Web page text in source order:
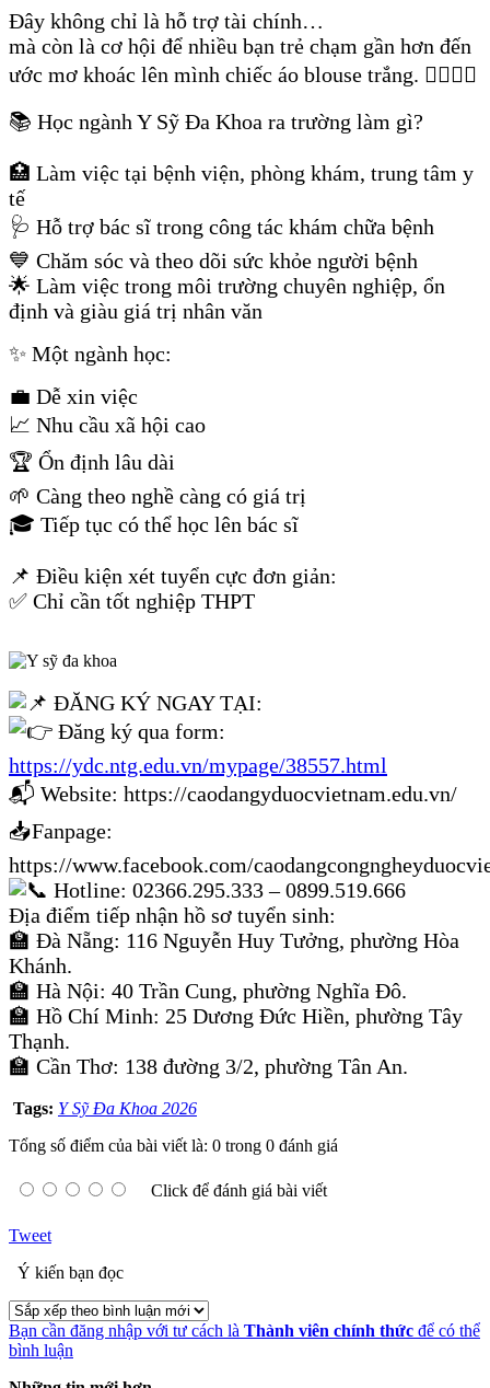
Đây không chỉ là hỗ trợ tài chính…
mà còn là cơ hội để nhiều bạn trẻ chạm gần hơn đến
ước mơ khoác lên mình chiếc áo blouse trắng. 👨‍⚕️👩‍⚕️
📚 Học ngành Y Sỹ Đa Khoa ra trường làm gì?
🏥 Làm việc tại bệnh viện, phòng khám, trung tâm y
tế
🩺 Hỗ trợ bác sĩ trong công tác khám chữa bệnh
💙 Chăm sóc và theo dõi sức khỏe người bệnh
🌟 Làm việc trong môi trường chuyên nghiệp, ổn
định và giàu giá trị nhân văn
✨ Một ngành học:
💼 Dễ xin việc
📈 Nhu cầu xã hội cao
🏆 Ổn định lâu dài
🌱 Càng theo nghề càng có giá trị
🎓 Tiếp tục có thể học lên bác sĩ
📌 Điều kiện xét tuyển cực đơn giản:
✅ Chỉ cần tốt nghiệp THPT
ĐĂNG KÝ NGAY TẠI:
Đăng ký qua form:
https://ydc.ntg.edu.vn/mypage/38557.html
📬 Website: https://caodangyduocvietnam.edu.vn/
📥Fanpage:
https://www.facebook.com/
Hotline: 02366.295.333 – 0899.519.666
Địa điểm tiếp nhận hồ sơ tuyển sinh:
🏫 Đà Nẵng: 116 Nguyễn Huy Tưởng, phường Hòa
Khánh.
🏫 Hà Nội: 40 Trần Cung, phường Nghĩa Đô.
🏫 Hồ Chí Minh: 25 Dương Đức Hiền, phường Tây
Thạnh.
🏫 Cần Thơ: 138 đường 3/2, phường Tân An.
Tags: Y Sỹ Đa Khoa 2026
Tổng số điểm của bài viết là: 0 trong 0 đánh giá
Click để đánh giá bài viết
Tweet
Ý kiến bạn đọc
Bạn cần đăng nhập với tư cách là Thành viên chính thức để có thể
bình luận